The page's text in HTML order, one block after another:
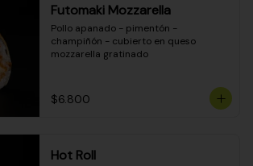
Futomaki Mozzarella
Pollo apanado - pimentón -
champiñón - cubierto en queso
mozzarella gratinado
$6.800
Hot Roll